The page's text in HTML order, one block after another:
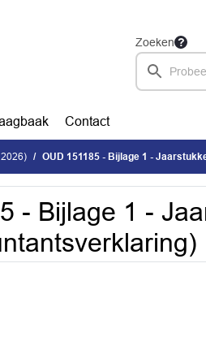
Zoeken
Contact
OUD 151185 - Bijlage 1 - Jaarstukken
- Bijlage 1 -